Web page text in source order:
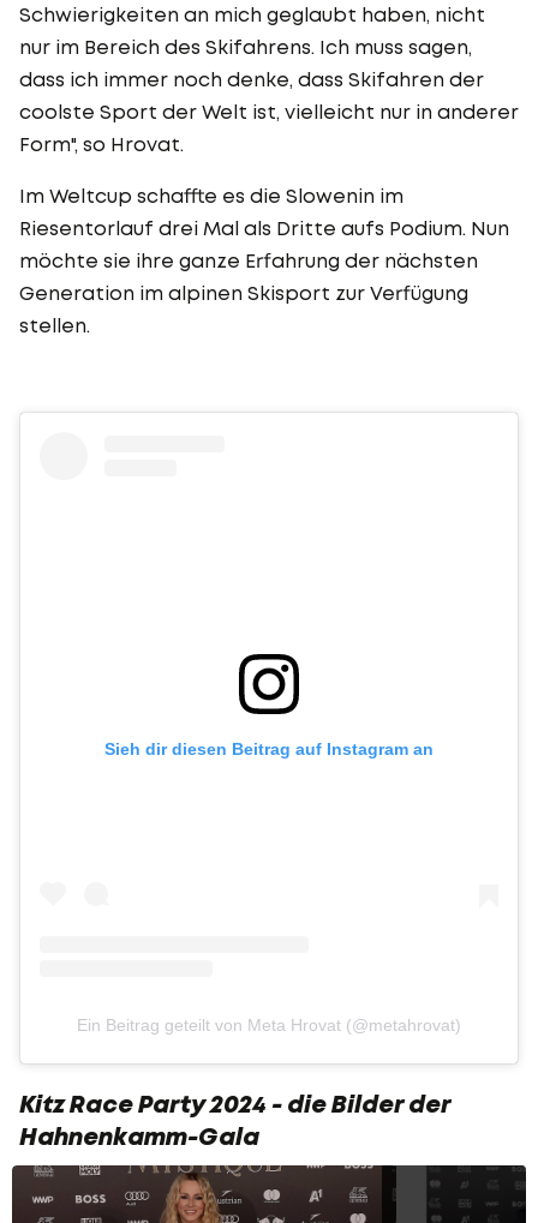
Schwierigkeiten an mich geglaubt haben, nicht
nur im Bereich des Skifahrens. Ich muss sagen,
dass ich immer noch denke, dass Skifahren der
coolste Sport der Welt ist, vielleicht nur in anderer
Form", so Hrovat.
Im Weltcup schaffte es die Slowenin im
Riesentorlauf drei Mal als Dritte aufs Podium. Nun
möchte sie ihre ganze Erfahrung der nächsten
Generation im alpinen Skisport zur Verfügung
stellen.
Sieh dir diesen Beitrag auf Instagram an
Ein Beitrag geteilt von Meta Hrovat (@metahrovat)
Kitz Race Party 2024 - die Bilder der
Hahnenkamm-Gala